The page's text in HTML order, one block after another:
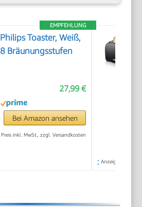
EMPFEHLUNG
Philips Toaster, Weiß,
8 Bräunungsstufen
27,99 €
Bei Amazon ansehen
Preis inkl. MwSt., zzgl. Versandkosten
* Anzeige